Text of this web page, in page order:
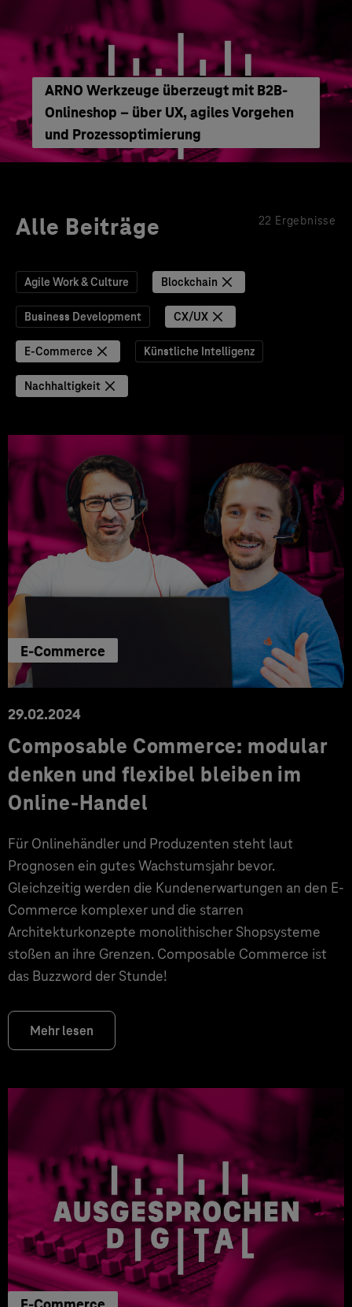
ARNO Werkzeuge überzeugt mit B2B-
Onlineshop – über UX, agiles Vorgehen
und Prozessoptimierung
Alle Beiträge 22 Ergebnisse
Agile Work & Culture Blockchain
Business Development CX/UX
E-Commerce Künstliche Intelligenz
Nachhaltigkeit
E-Commerce
29.02.2024
Composable Commerce: modular
denken und flexibel bleiben im
Online-Handel
Für Onlinehändler und Produzenten steht laut
Prognosen ein gutes Wachstumsjahr bevor.
Gleichzeitig werden die Kundenerwartungen an den E-
Commerce komplexer und die starren
Architekturkonzepte monolithischer Shopsysteme
stoßen an ihre Grenzen. Composable Commerce ist
das Buzzword der Stunde!
Mehr lesen